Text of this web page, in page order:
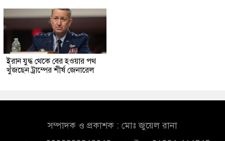
ইরান যুদ্ধ থেকে বের হওয়ার পথ
খুঁজছেন ট্রাম্পের শীর্ষ জেনারেল
সম্পাদক ও প্রকাশক : মোঃ জুয়েল রানা